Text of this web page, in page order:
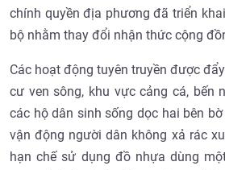
chính quyền địa phương đã triển
bộ nhằm thay đổi nhận thức cộng
Các hoạt động tuyên truyền được
cư ven sông, khu vực cảng cá, bến
các hộ dân sinh sống dọc hai bên
vận động người dân không xả rác
hạn chế sử dụng đồ nhựa dùng